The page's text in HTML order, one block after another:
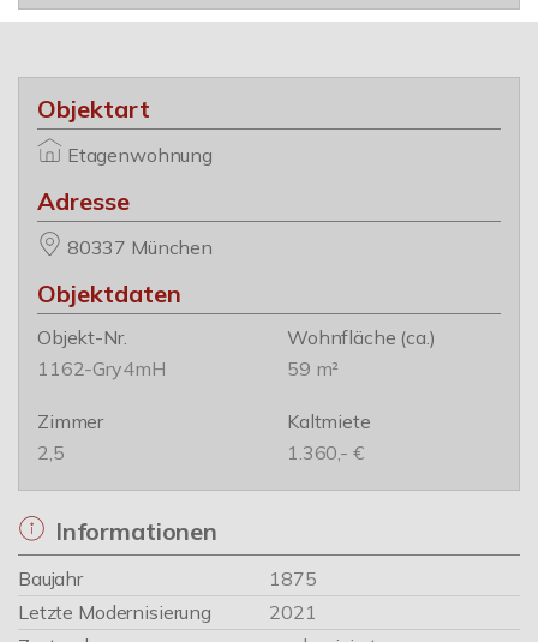
Objektart
Etagenwohnung
Adresse
80337 München
Objektdaten
Objekt-Nr.
1162-Gry4mH
Wohnfläche (ca.)
59 m²
Zimmer
2,5
Kaltmiete
1.360,- €
Informationen
Baujahr
1875
Letzte Modernisierung
2021